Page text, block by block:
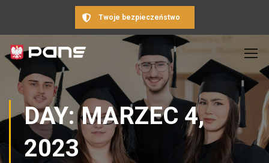
Twoje bezpieczeństwo
DAY: MARZEC 4,
2023